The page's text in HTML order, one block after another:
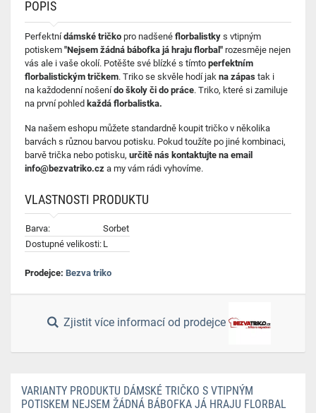
POPIS
Perfektnídámské tričko pro nadšené florbalistky s vtipným
potiskem "Nejsem žádná bábofka já hraju florbal" rozesměje nejen
vás ale i vaše okolí. Potěšte své blízké s tímto perfektním
florbalistickým tričkem. Triko se skvěle hodí jak na zápas tak i
na každodenní nošenído školy či do práce. Triko, které si zamiluje
na první pohled každá florbalistka.
Na našem eshopu můžete standardně koupit tričko v několika
barvách s různou barvou potisku. Pokud toužíte po jiné kombinaci,
barvě trička nebo potisku, určitě nás kontaktujte na email
info@bezvatriko.cz a my vám rádi vyhovíme.
VLASTNOSTI PRODUKTU
Barva:
Sorbet
Dostupné velikosti: L
Prodejce: Bezva triko
Zjistit více informací od prodejce
VARIANTY PRODUKTU DÁMSKÉ TRIČKO S VTIPNÝM
POTISKEM NEJSEM ŽÁDNÁ BÁBOFKA JÁ HRAJU FLORBAL